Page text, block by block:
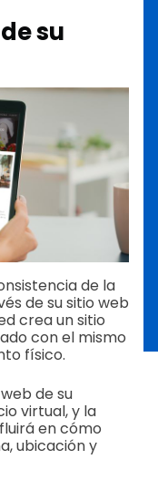
su
de la
de su sitio web
crea un sitio
con el mismo
físico.
de su
virtual, y la
en cómo
ubicación y